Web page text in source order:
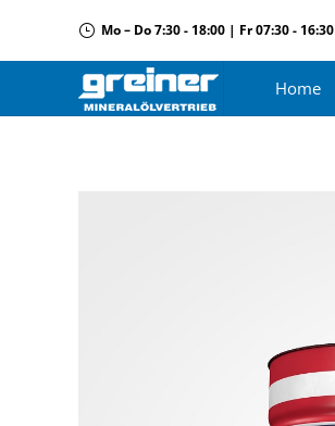
Mo – Do 7:30 - 18:00 | Fr 07:30 - 16:30
Home